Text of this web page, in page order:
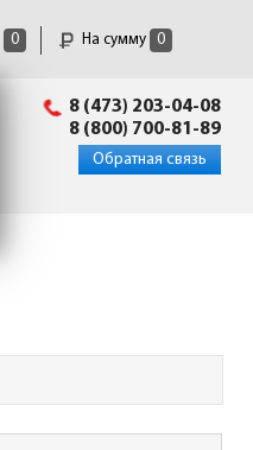
0 На сумму 0
8 (473) 203-04-08
8 (800) 700-81-89
Обратная связь